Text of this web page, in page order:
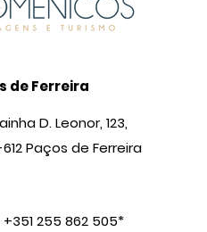
de Ferreira
D. Leonor, 123,
Paços de Ferreira
255 862 505*